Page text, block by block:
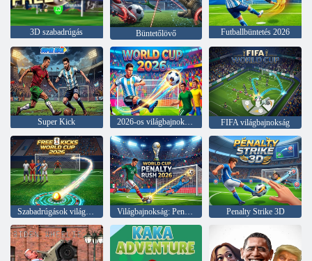
3D szabadrúgás Büntetőlövő Futballbüntetés 2026
Super Kick 2026-os világbajnokság FIFA világbajnokság
Szabadrúgások világbajnokság 2026 Világbajnokság: Penalty Rush 2026 Penalty Strike 3D